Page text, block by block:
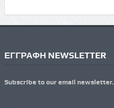
ΕΓΓΡΑΦΗ NEWSLETTER
Subscribe to our email newsletter.